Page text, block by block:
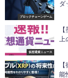
ブロックチェーンゲーム
ダ
仮想通貨ニュース
能